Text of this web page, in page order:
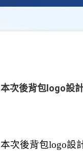
本次後背包logo設
本次後背包logo設